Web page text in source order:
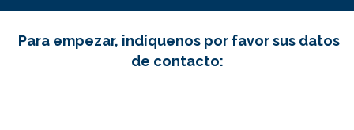
Para empezar, indíquenos por favor sus datos
de contacto: